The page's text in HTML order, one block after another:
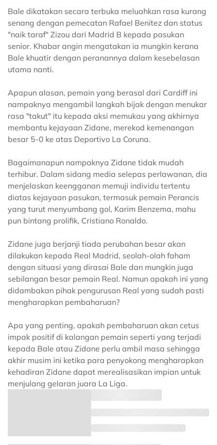
Bale dikatakan secara terbuka meluahkan rasa kurang
senang dengan pemecatan Rafael Benitez dan status
"naik taraf" Zizou dari Madrid B kepada pasukan
senior. Khabar angin mengatakan ia mungkin kerana
Bale khuatir dengan peranannya dalam kesebelasan
utama nanti.
Apapun alasan, pemain yang berasal dari Cardiff ini
nampaknya mengambil langkah bijak dengan menukar
rasa "takut" itu kepada aksi memukau yang akhirnya
membantu kejayaan Zidane, merekod kemenangan
besar 5-0 ke atas Deportivo La Coruna.
Bagaimanapun nampaknya Zidane tidak mudah
terhibur. Dalam sidang media selepas perlawanan, dia
menjelaskan keengganan memuji individu tertentu
diatas kejayaan pasukan, termasuk pemain Perancis
yang turut menyumbang gol, Karim Benzema, mahu
pun bintang prolifik, Cristiano Ronaldo.
Zidane juga berjanji tiada perubahan besar akan
dilakukan kepada Real Madrid, seolah-olah faham
dengan situasi yang dirasai Bale dan mungkin juga
sebilangan besar pemain Real. Namun apakah ini yang
didambakan pihak pengurusan Real yang sudah pasti
mengharapkan pembaharuan?
Apa yang penting, apakah pembaharuan akan cetus
impak positif di kalangan pemain seperti yang terjadi
kepada Bale atau Zidane perlu ambil masa sehingga
akhir musim ini ketika para penyokong mengharapkan
kehadiran Zidane dapat merealisasikan impian untuk
menjulang gelaran juara La Liga.